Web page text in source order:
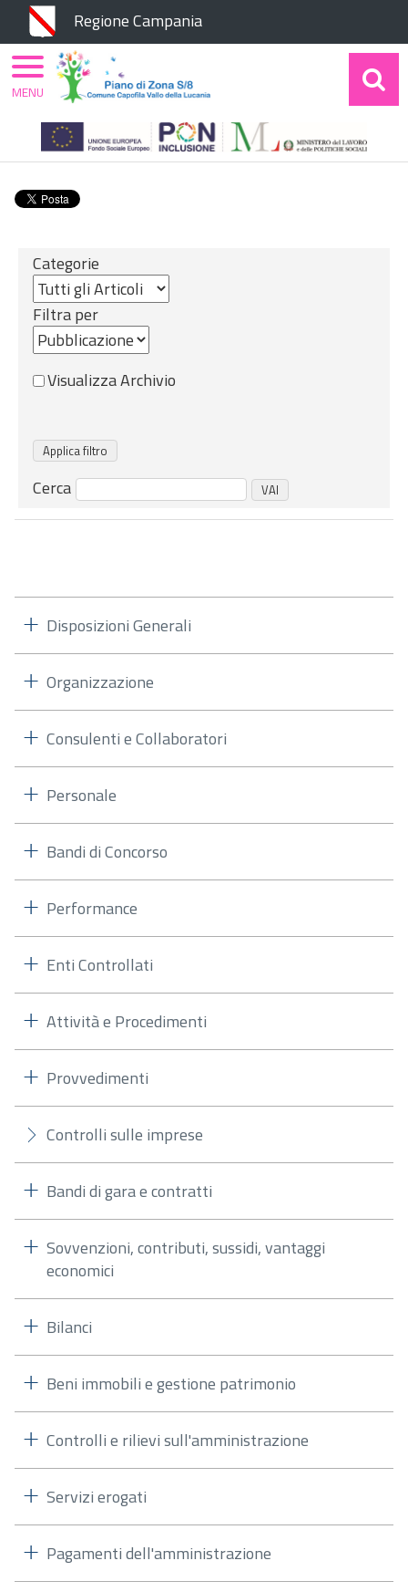
Regione Campania
MENUHome
Amministrazione Trasparente
Informazioni ambientali
Misure incidenti
sull'ambiente e relative analisi d'impatto
Categorie
Filtra per
Visualizza Archivio
Cerca
Disposizioni Generali
Organizzazione
Consulenti e Collaboratori
Personale
Bandi di Concorso
Performance
Enti Controllati
Attività e Procedimenti
Provvedimenti
Controlli sulle imprese
Bandi di gara e contratti
Sovvenzioni, contributi, sussidi, vantaggi
economici
Bilanci
Beni immobili e gestione patrimonio
Controlli e rilievi sull'amministrazione
Servizi erogati
Pagamenti dell'amministrazione